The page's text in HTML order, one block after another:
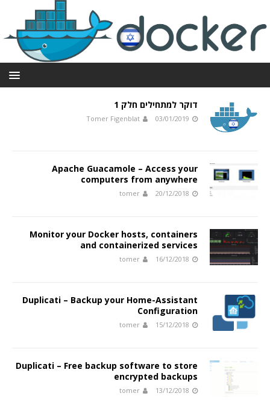
דוקר למתחילים חלק 1
03/01/2019
Tomer Figenblat
Apache Guacamole – Access your
computers from anywhere
20/12/2018
tomer
Monitor your Docker hosts, containers
and containerized services
16/12/2018
tomer
Duplicati – Backup your Home-Assistant
Configuration
15/12/2018
tomer
Duplicati – Free backup software to store
encrypted backups
13/12/2018
tomer